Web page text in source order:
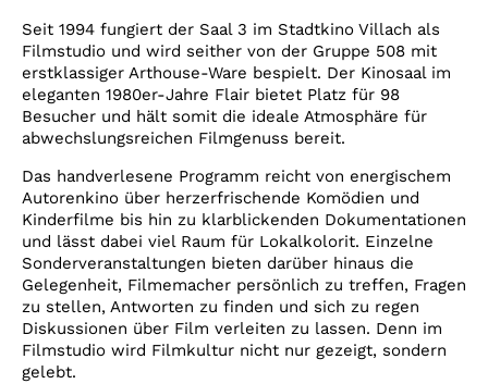
Seit 1994 fungiert der Saal 3 im Stadtkino Villach als
Filmstudio und wird seither von der Gruppe 508 mit
erstklassiger Arthouse-Ware bespielt. Der Kinosaal im
eleganten 1980er-Jahre Flair bietet Platz für 98
Besucher und hält somit die ideale Atmosphäre für
abwechslungsreichen Filmgenuss bereit.
Das handverlesene Programm reicht von energischem
Autorenkino über herzerfrischende Komödien und
Kinderfilme bis hin zu klarblickenden Dokumentationen
und lässt dabei viel Raum für Lokalkolorit. Einzelne
Sonderveranstaltungen bieten darüber hinaus die
Gelegenheit, Filmemacher persönlich zu treffen, Fragen
zu stellen, Antworten zu finden und sich zu regen
Diskussionen über Film verleiten zu lassen. Denn im
Filmstudio wird Filmkultur nicht nur gezeigt, sondern
gelebt.